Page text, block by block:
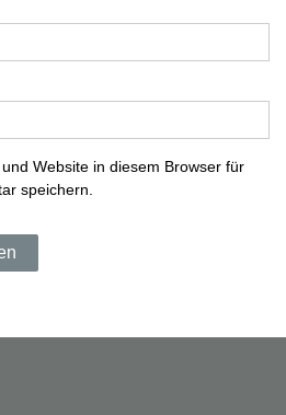
Website in diesem Browser für
speichern.